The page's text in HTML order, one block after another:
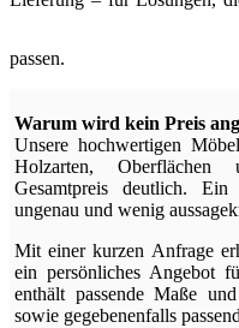
passen.
Warum wird kein Preis
Unsere hochwertigen
Holzarten,
Gesamtpreis deutlich. Ein
ungenau und wenig
Mit einer kurzen Anfrage
ein persönliches Angebot
enthält passende Maße
sowie gegebenenfalls